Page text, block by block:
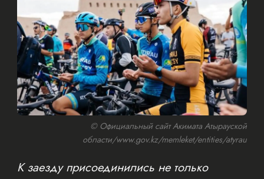
© Официальный сайт Акимата Атырауской
области/www.gov.kz/memleket/entities/atyrau
К заезду присоединились не только